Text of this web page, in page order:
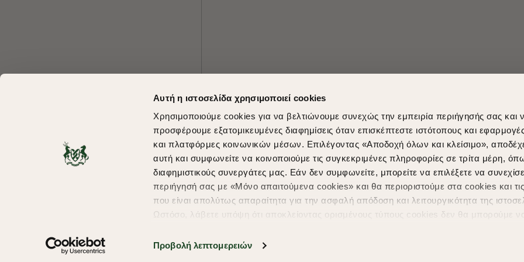
Αυτή η ιστοσελίδα χρησιμοποιεί cookies
Χρησιμοποιούμε cookies για να βελτιώνουμε συνεχώς την εμπειρία περιήγησής σας και
προσφέρουμε εξατομικευμένες διαφημίσεις όταν επισκέπτεστε ιστότοπους και
και πλατφόρμες κοινωνικών μέσων. Επιλέγοντας «Αποδοχή όλων και κλείσιμο»,
αυτή και συμφωνείτε να κοινοποιούμε τις συγκεκριμένες πληροφορίες σε τρίτα μέρη,
διαφημιστικούς συνεργάτες μας. Εάν δεν συμφωνείτε, μπορείτε να επιλέξετε να
περιήγησή σας με «Μόνο απαιτούμενα cookies» και θα περιοριστούμε στα cookies και τις
που είναι απολύτως απαραίτητα για την ασφαλή απόδοση και λειτουργικότητα της
Ωστόσο, λάβετε υπόψη ότι αποκλείοντας ορισμένους τύπους cookies δεν θα μπορούμε
υπηρεσίες και διαφημίσεις. Για να προσαρμόσετε τις επιλογές σας ή να ανακαλέσετε τη
Προβολή λεπτομερειών
Shopping in secure with Shipping
Copyright © 2026 thebostonians.gr. All Rights Reserved.